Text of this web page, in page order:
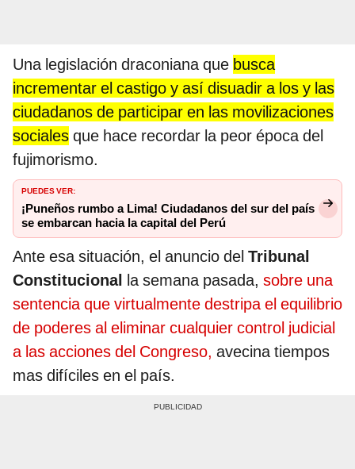
Una legislación draconiana que busca
incrementar el castigo y así disuadir a los y las
ciudadanos de participar en las movilizaciones
sociales que hace recordar la peor época del
fujimorismo.
PUEDES VER:
¡Puneños rumbo a Lima! Ciudadanos del sur del país
se embarcan hacia la capital del Perú
Ante esa situación, el anuncio del Tribunal
Constitucional la semana pasada, sobre una
sentencia que virtualmente destripa el equilibrio
de poderes al eliminar cualquier control judicial
a las acciones del Congreso, avecina tiempos
mas difíciles en el país.